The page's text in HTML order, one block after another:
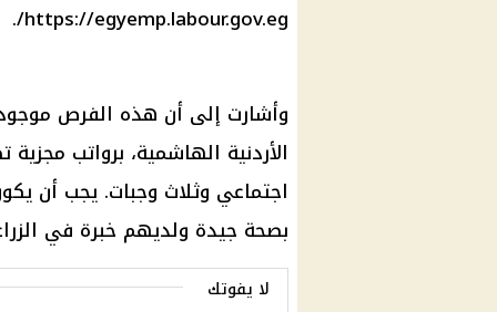
https://egyemp.labour.gov.eg/.
وأشارت إلى أن هذه الفرص
بصحة جيدة ولديهم خبرة في
لا يفوتك